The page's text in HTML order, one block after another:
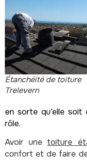
Étanchéité de toiture
Trelevern
en sorte qu’elle soit
rôle.
Avoir une toiture
confort et de faire